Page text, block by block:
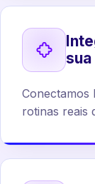
Conectamos
rotinas reais